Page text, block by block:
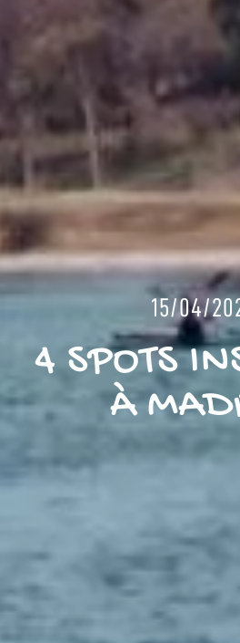
15/04/
4 SPOTS
À